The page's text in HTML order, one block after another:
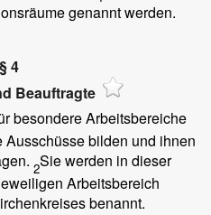
genannt werden.
§ 4
Beauftragte
besondere Arbeitsbereiche
bilden und ihnen
2Sie werden in dieser
Arbeitsbereich
benannt.